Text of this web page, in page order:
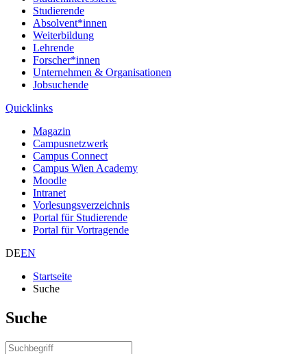
Studierende
Absolvent*innen
Weiterbildung
Lehrende
Forscher*innen
Unternehmen & Organisationen
Jobsuchende
Quicklinks
Magazin
Campusnetzwerk
Campus Connect
Campus Wien Academy
Moodle
Intranet
Vorlesungsverzeichnis
Portal für Studierende
Portal für Vortragende
DEEN
Startseite
Suche
Suche